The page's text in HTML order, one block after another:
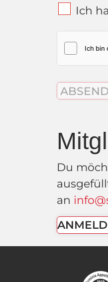
Ich
Du
an